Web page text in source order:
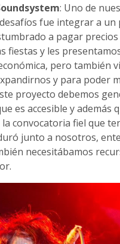
: Uno de
fue integrar a un
a pagar
fiestas y les
pero también
y para poder
proyecto debemos
es accesible y además
convocatoria fiel que
junto a nosotros,
necesitábamos